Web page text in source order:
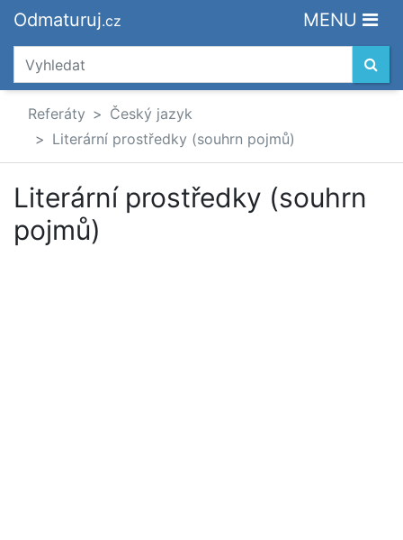
Odmaturuj.cz MENU
Referáty
Český jazyk
Literární prostředky (souhrn pojmů)
Literární prostředky (souhrn
pojmů)